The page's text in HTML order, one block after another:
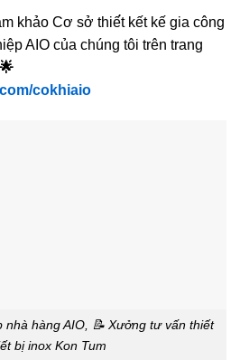
khảo Cơ sở thiế́t kết kế gia công
AIO của chúng tôi trên trang
🌟
cokhiaio
nhà hàng AIO, 📝 Xưởng tư vấn thiết
bị inox Kon Tum